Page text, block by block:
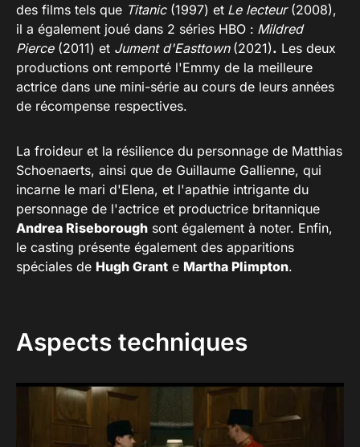
des films tels que Titanic (1997) et Le lecteur(2008),
il a également joué dans 2 séries HBO : Mildred
Pierce(2011) et Jument d'Easttown (2021). Les deux
productions ont remporté l'Emmy de la meilleure
actrice dans une mini-série au cours de leurs années
de récompense respectives.
La froideur et la résilience du personnage de Matthias
Schoenaerts, ainsi que de Guillaume Gallienne, qui
incarne le mari d'Elena, et l'apathie intrigante du
personnage de l'actrice et productrice britannique
Andrea Riseborough sont également à noter. Enfin,
le casting présente également des apparitions
spéciales de Hugh Grant e Martha Plimpton.
Aspects techniques